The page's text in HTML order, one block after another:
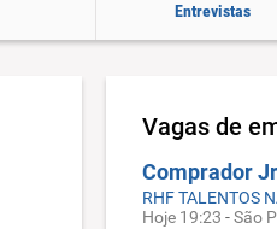
Entrevistas
Vagas de
Comprador
RHF TALENTOS
Hoje 19:23 -São